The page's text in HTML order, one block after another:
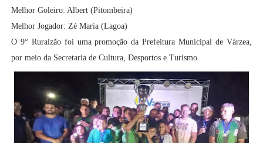
Melhor Goleiro: Albert (Pitombeira)
Melhor Jogador: Zé Maria (Lagoa)
O 9° Ruralzão foi uma promoção da Prefeitura Municipal de Várzea,
por meio da Secretaria de Cultura, Desportos e Turismo.